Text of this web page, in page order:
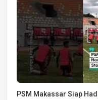
PSM Makassar Siap